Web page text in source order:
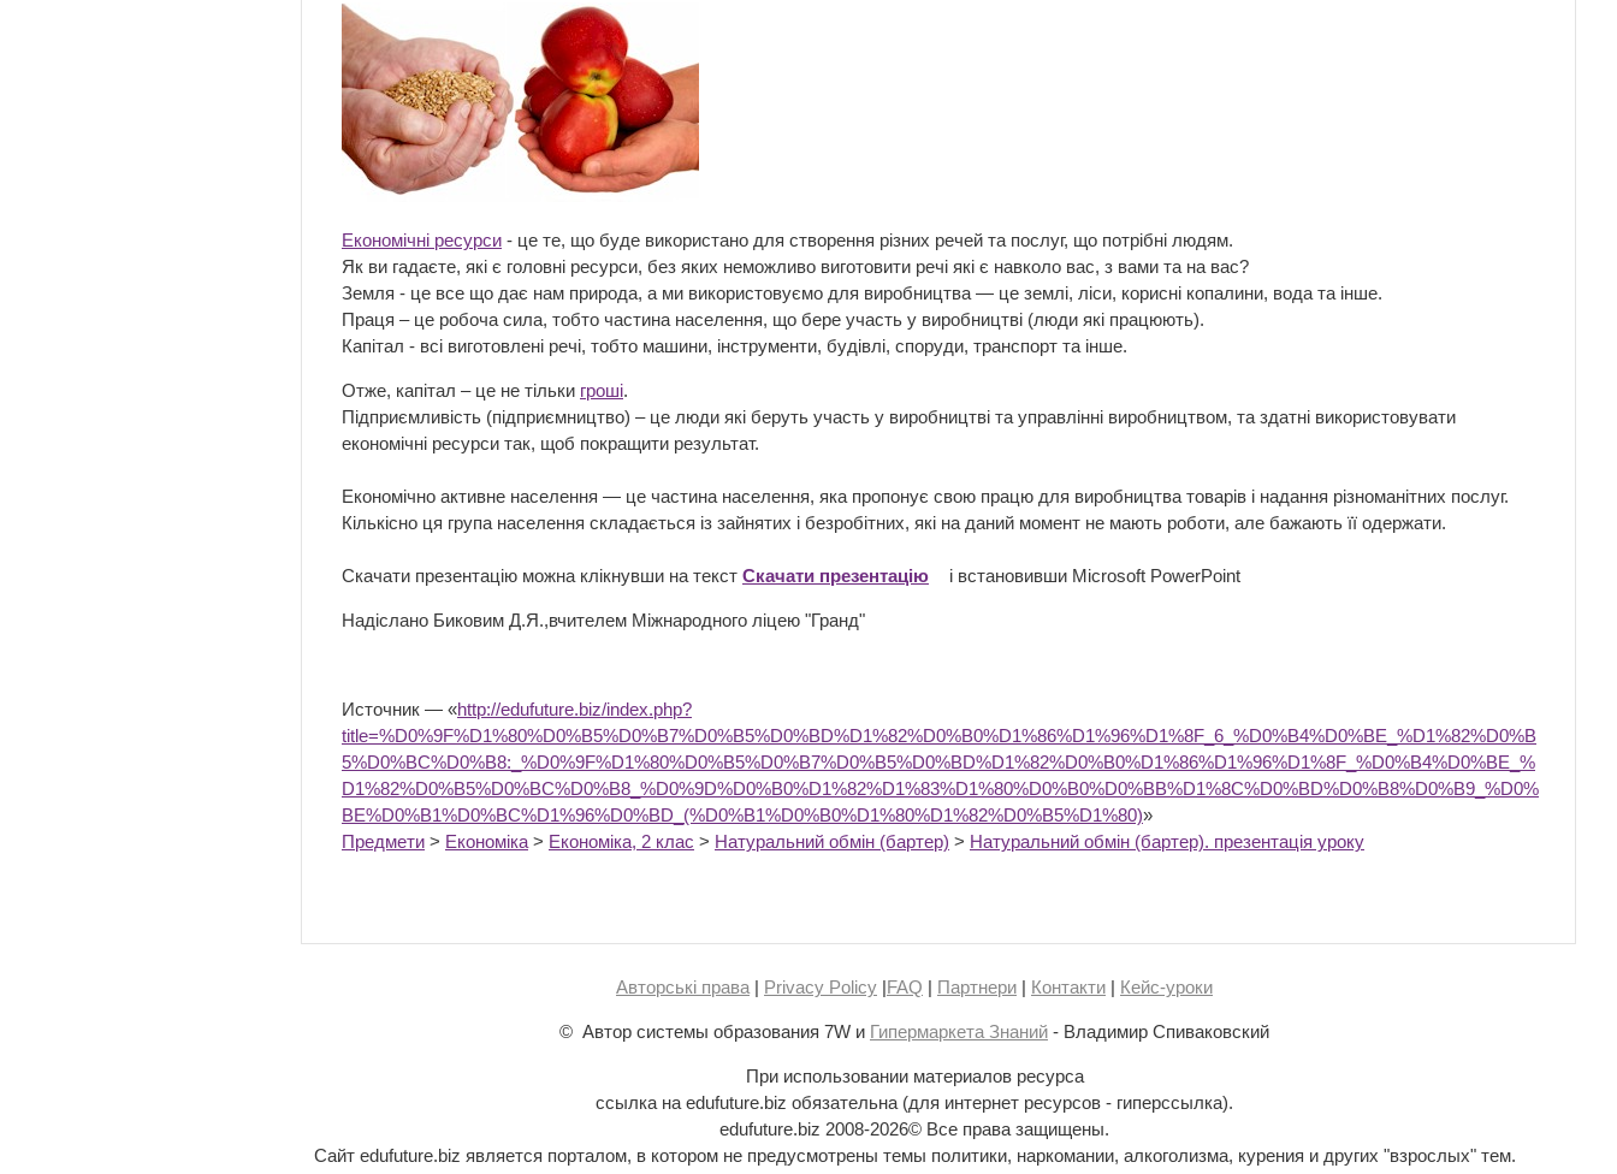
Економічні ресурси - це те, що буде використано для створення різних речей та послуг, що потрібні людям.
Як ви гадаєте, які є головні ресурси, без яких неможливо виготовити речі які є навколо вас, з вами та на вас?
Земля - це все що дає нам природа, а ми використовуємо для виробництва — це землі, ліси, корисні копалини, вода та інше.
Праця – це робоча сила, тобто частина населення, що бере участь у виробництві (люди які працюють).
Капітал - всі виготовлені речі, тобто машини, інструменти, будівлі, споруди, транспорт та інше.
Отже, капітал – це не тільки гроші.
Підприємливість (підприємництво) – це люди які беруть участь у виробництві та управлінні виробництвом, та здатні використовувати
економічні ресурси так, щоб покращити результат.
Економічно активне населення — це частина населення, яка пропонує свою працю для виробництва товарів і надання різноманітних послуг.
Кількісно ця група населення складається із зайнятих і безробітних, які на даний момент не мають роботи, але бажають її одержати.
Cкачати презентацію можна клікнувши на текст Скачати презентацію і встановивши Microsoft PowerPoint
Надіслано Биковим Д.Я.,вчителем Міжнародного ліцею "Гранд"
Источник — «http://edufuture.biz/index.php?
title=%D0%9F%D1%80%D0%B5%D0%B7%D0%B5%D0%BD%D1%82%D0%B0%D1%86%D1%96%D1%8F_6_%D0%B4%D0%BE_%D1%82%D0%B
5%D0%BC%D0%B8:_%D0%9F%D1%80%D0%B5%D0%B7%D0%B5%D0%BD%D1%82%D0%B0%D1%86%D1%96%D1%8F_%D0%B4%D0%BE_%
D1%82%D0%B5%D0%BC%D0%B8_%D0%9D%D0%B0%D1%82%D1%83%D1%80%D0%B0%D0%BB%D1%8C%D0%BD%D0%B8%D0%B9_%D0%
BE%D0%B1%D0%BC%D1%96%D0%BD_(%D0%B1%D0%B0%D1%80%D1%82%D0%B5%D1%80)»
Предмети > Економіка > Економіка, 2 клас > Натуральний обмін (бартер) > Натуральний обмін (бартер). презентація уроку
Авторські права | Privacy Policy |FAQ | Партнери | Контакти | Кейс-уроки
© Автор системы образования 7W и Гипермаркета Знаний - Владимир Спиваковский
При использовании материалов ресурса
ссылка на edufuture.biz обязательна (для интернет ресурсов - гиперссылка).
edufuture.biz 2008-2026© Все права защищены.
Сайт edufuture.biz является порталом, в котором не предусмотрены темы политики, наркомании, алкоголизма, курения и других "взрослых" тем.